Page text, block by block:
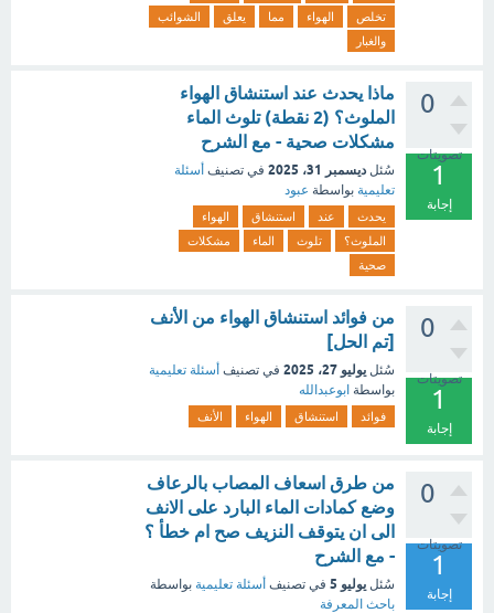
تخلص
الهواء مما يعلق
الشوائب
والغبار
0
تصويتات
1
إجابة
ماذا يحدث عند استنشاق الهواء
الملوث؟ (2 نقطة) ‏تلوث الماء
‏مشكلات صحية - مع الشرح
سُئل ديسمبر 31، 2025 في تصنيف أسئلة
تعليمية بواسطة عبود
يحدث عند استنشاق
الهواء
الملوث؟
تلوث الماء
مشكلات
صحية
0
تصويتات
1
إجابة
من فوائد استنشاق الهواء من الأنف
[تم الحل]
سُئل يوليو 27، 2025 في تصنيف أسئلة تعليمية
بواسطة ابوعبدالله
فوائد استنشاق الهواء الأنف
0
تصويتات
1
إجابة
من طرق اسعاف المصاب بالرعاف
وضع كمادات الماء البارد على الانف
الى ان يتوقف النزيف صح ام خطأ ؟
- مع الشرح
سُئل يوليو 5 في تصنيف أسئلة تعليمية بواسطة
باحث المعرفة